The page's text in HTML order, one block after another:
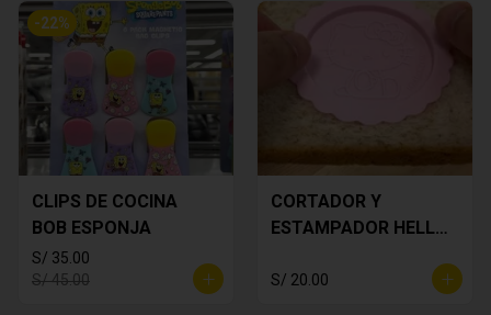
-22%
CLIPS DE COCINA
BOB ESPONJA
S/ 35.00
S/ 45.00
CORTADOR Y
ESTAMPADOR HELLO
S/ 20.00